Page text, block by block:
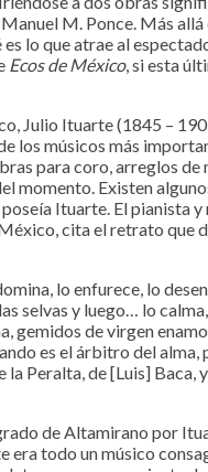
M. Ponce. Más allá
lo que atrae al
Ecos de México, si esta
Julio Ituarte (1845 –
los músicos más
para coro, arreglos
momento. Existen
Ituarte. El pianista
cita el retrato
lo enfurece, lo
selvas y luego… lo
gemidos de virgen
es el árbitro del alma,
la Peralta, de [Luis]
de Altamirano por
era todo un músico